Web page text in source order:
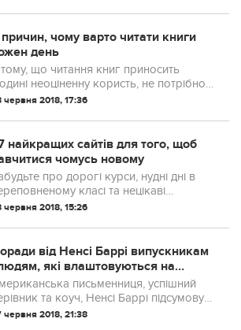
чому варто читати книги
день
що читання книг приносить
неоціненну користь, не потрібно
переконувати. Чому тоді таким
так мало людей? Тільки
із нас читає більше, ніж 7 книг у рік.
того, щоб закликати вс...
червня 2018, 17:36
найкращих сайтів для того, щоб
чомусь новому
про дорогі курси, нудні дні в
класі та нецікаві
завдання. У цій статті ви
кількість тем з науки, мов,
та програмування. І всі вони
червня 2018, 15:26
від Ненсі Баррі випускникам
які влаштовуються на
письменниця, успішний
та коуч, Ненсі Баррі підсумовує
книзі набутий шіснадцятирічний
червня 2018, 21:38